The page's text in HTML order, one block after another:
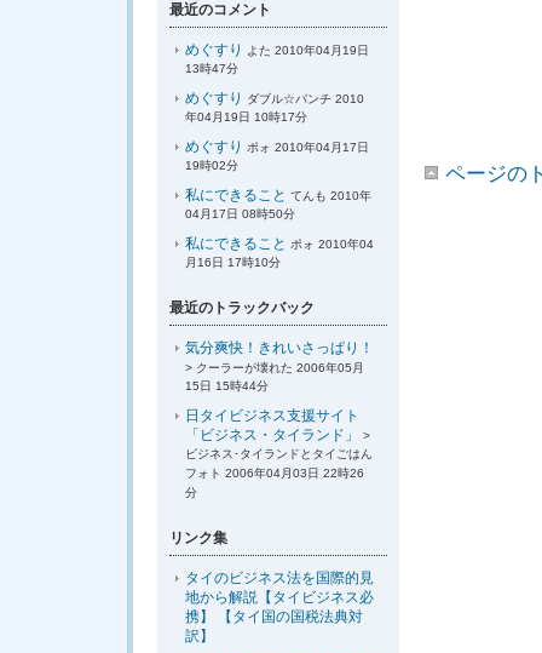
ページの
最近のコメント
めぐすり よた 2010年04月19日
13時47分
めぐすり
ダブル☆パンチ 2010
年04月19日 10時17分
めぐすり
ポォ 2010年04月17日
19時02分
私にできること てんも 2010年
04月17日 08時50分
私にできること ポォ 2010年04
月16日 17時10分
最近のトラックバック
気分爽快！きれいさっぱり！
> クーラーが壊れた 2006年05月
15日 15時44分
日タイビジネス支援サイト
「ビジネス・タイランド」
>
ビジネス･タイランドとタイごはん
フォト 2006年04月03日 22時26
分
リンク集
タイのビジネス法を国際的見
地から解説【タイビジネス必
携】 【タイ国の国税法典対
訳】